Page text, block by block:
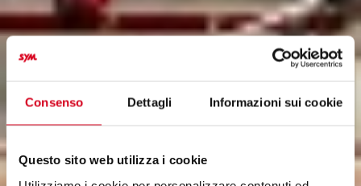
Consenso Dettagli Informazioni sui cookie
Questo sito web utilizza i cookie